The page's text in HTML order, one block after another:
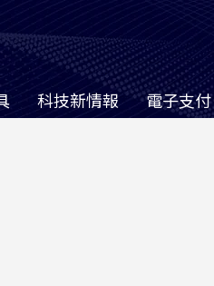
科技新情報 電子支付